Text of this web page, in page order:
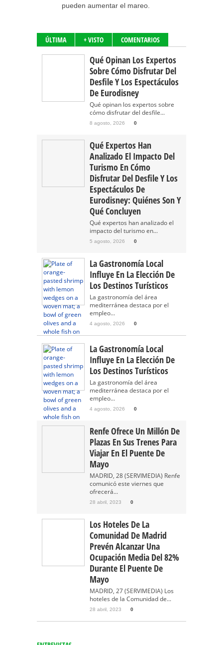
pueden aumentar el mareo.
ÚLTIMA + VISTO COMENTARIOS
Qué Opinan Los Expertos
Sobre Cómo Disfrutar Del
Desfile Y Los Espectáculos
De Eurodisney
Qué opinan los expertos sobre
cómo disfrutar del desfile...
8 agosto, 2026 0
Qué Expertos Han
Analizado El Impacto Del
Turismo En Cómo
Disfrutar Del Desfile Y Los
Espectáculos De
Eurodisney: Quiénes Son Y
Qué Concluyen
Qué expertos han analizado el
impacto del turismo en...
5 agosto, 2026 0
La Gastronomía Local
Influye En La Elección De
Los Destinos Turísticos
La gastronomía del área
mediterránea destaca por el
empleo...
4 agosto, 2026 0
La Gastronomía Local
Influye En La Elección De
Los Destinos Turísticos
La gastronomía del área
mediterránea destaca por el
empleo...
4 agosto, 2026 0
Renfe Ofrece Un Millón De
Plazas En Sus Trenes Para
Viajar En El Puente De
Mayo
MADRID, 28 (SERVIMEDIA) Renfe
comunicó este viernes que
ofrecerá...
28 abril, 2023 0
Los Hoteles De La
Comunidad De Madrid
Prevén Alcanzar Una
Ocupación Media Del 82%
Durante El Puente De
Mayo
MADRID, 27 (SERVIMEDIA) Los
hoteles de la Comunidad de...
28 abril, 2023 0